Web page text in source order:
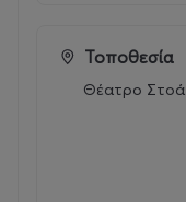
Τοποθεσία
Θέατρο Στοά